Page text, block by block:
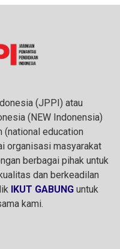
(JPPI) atau
(NEW Indonensia)
(national education
organisasi masyarakat
berbagai pihak untuk
dan berkeadilan
IKUT GABUNG untuk
kami.